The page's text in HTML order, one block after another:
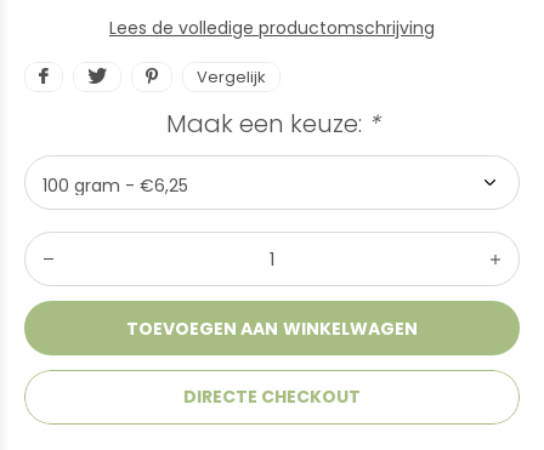
Lees de volledige productomschrijving
Vergelijk
Maak een keuze: *
TOEVOEGEN AAN WINKELWAGEN
DIRECTE CHECKOUT